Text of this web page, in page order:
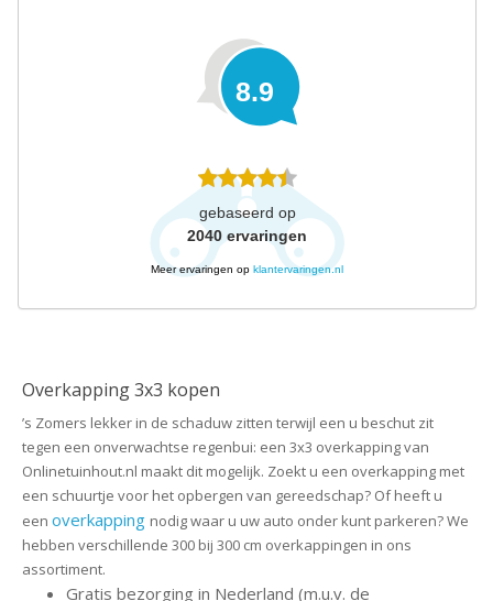
8.9
gebaseerd op
2040 ervaringen
Meer ervaringen op klantervaringen.nl
Overkapping 3x3 kopen
’s Zomers lekker in de schaduw zitten terwijl een u beschut zit
tegen een onverwachtse regenbui: een 3x3 overkapping van
Onlinetuinhout.nl maakt dit mogelijk. Zoekt u een overkapping met
een schuurtje voor het opbergen van gereedschap? Of heeft u
een overkapping nodig waar u uw auto onder kunt parkeren? We
hebben verschillende 300 bij 300 cm overkappingen in ons
assortiment.
Gratis bezorging in Nederland (m.u.v. de